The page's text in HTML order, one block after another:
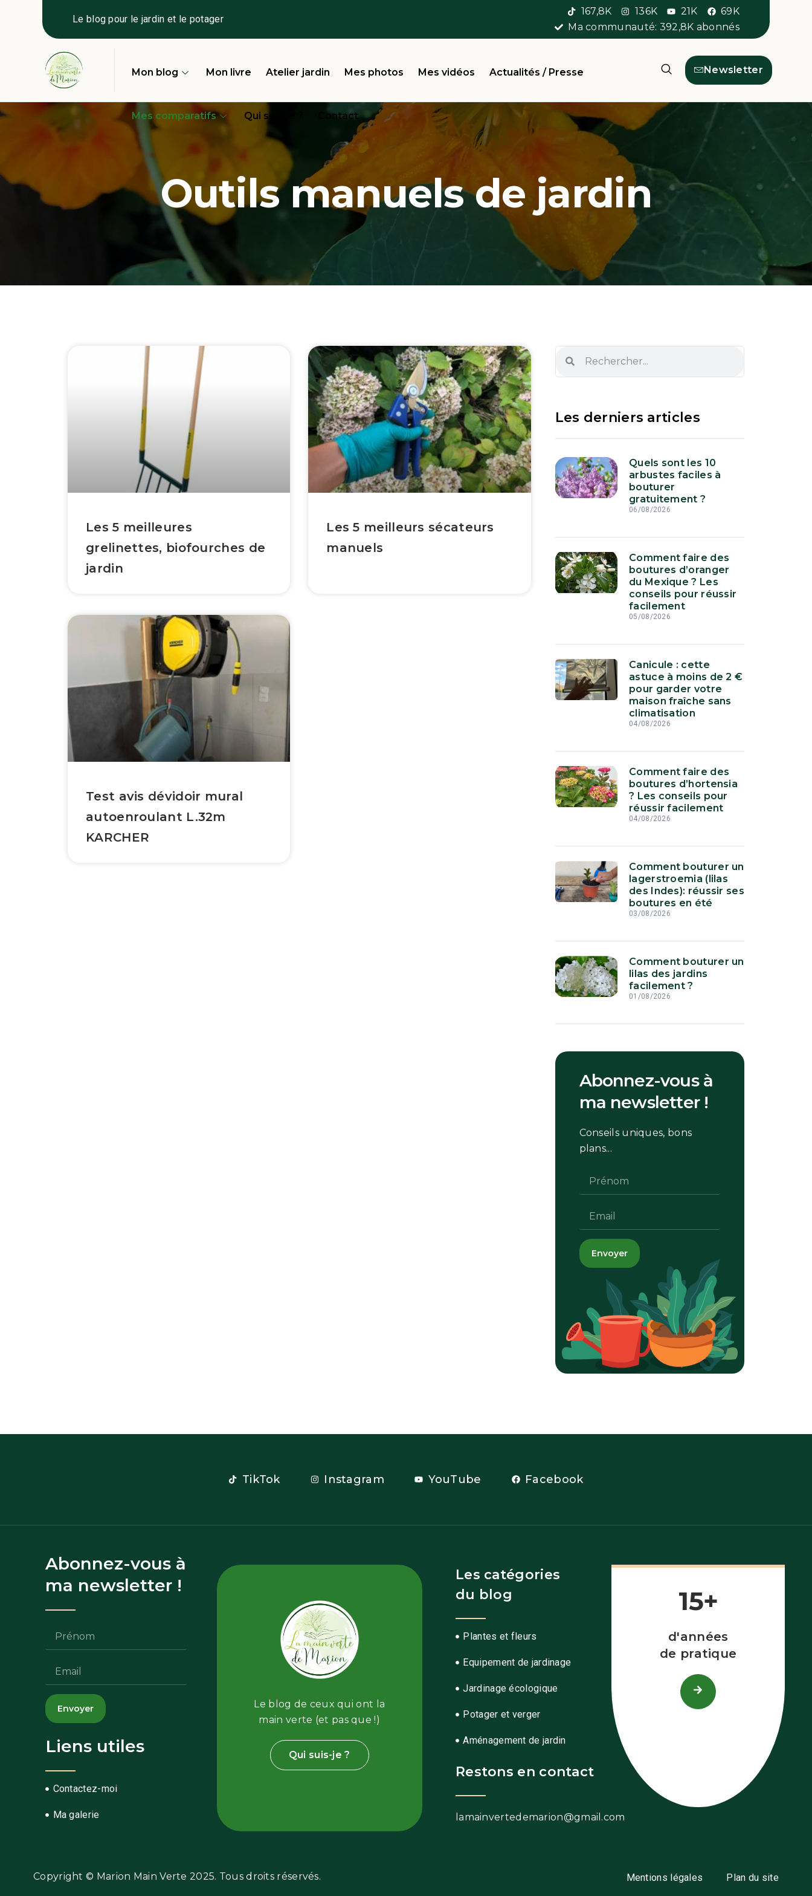
Le blog pour le jardin et le potager
167,8K 136K 21K
69K
Ma communauté: 392,8K abonnés
Mon blog Mon livre Atelier jardin Mes photos Mes vidéos Actualités / Presse
Mes comparatifs Qui suis-je ? Contact
Newsletter
Outils manuels de jardin
Les 5 meilleures
grelinettes, biofourches de
jardin
Les 5 meilleurs sécateurs
manuels
Test avis dévidoir mural
autoenroulant L.32m
KARCHER
Les derniers articles
Quels sont les 10
arbustes faciles à
bouturer
gratuitement ?
06/08/2026
Comment faire des
boutures d’oranger
du Mexique ? Les
conseils pour réussir
facilement
05/08/2026
Canicule : cette
astuce à moins de 2 €
pour garder votre
maison fraîche sans
climatisation
04/08/2026
Comment faire des
boutures d’hortensia
? Les conseils pour
réussir facilement
04/08/2026
Comment bouturer un
lagerstroemia (lilas
des Indes): réussir ses
boutures en été
03/08/2026
Comment bouturer un
lilas des jardins
facilement ?
01/08/2026
Abonnez-vous à
ma newsletter !
Conseils uniques, bons
plans...
Envoyer
TikTok Instagram YouTube Facebook
Abonnez-vous à
ma newsletter !
Envoyer
Liens utiles
Contactez-moi
Ma galerie
Le blog de ceux qui ont la
main verte (et pas que !)
Qui suis-je ?
Les catégories
du blog
Plantes et fleurs
Equipement de jardinage
Jardinage écologique
Potager et verger
Aménagement de jardin
Restons en contact
lamainvertedemarion@gmail.com
15+
d'années
de pratique
Copyright © Marion Main Verte 2025. Tous droits réservés. Mentions légales Plan du site